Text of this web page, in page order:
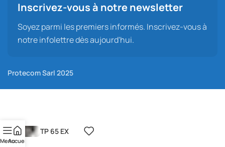
Inscrivez-vous à notre newsletter
Soyez parmi les premiers informés. Inscrivez-vous à
notre infolettre dès aujourd'hui.
Protecom Sarl 2025
TP 65 EX
MenuAccueil